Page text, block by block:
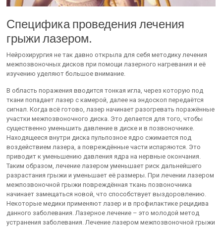
Специфика проведения лечения
грыжи лазером.
Нейрохирургия не так давно открыла для себя методику лечения
межпозвоночных дисков при помощи лазерного нагревания и её
изучению уделяют большое внимание.
В область поражения вводится тонкая игла, через которую под
ткани попадает лазер с камерой, далее на эндоскоп передаётся
сигнал. Когда всё готово, лазер начинает разогревать поражённые
участки межпозвоночного диска. Это делается для того, чтобы
существенно уменьшить давление в диске и в позвоночнике.
Находящееся внутри диска пульпозное ядро сжимается под
воздействием лазера, а повреждённые части испаряются. Это
приводит к уменьшению давления ядра на нервные окончания.
Таким образом, лечение лазером уменьшает риск дальнейшего
разрастания грыжи и уменьшает её размеры. При лечении лазером
межпозвоночной грыжи повреждённая ткань позвоночника
начинает замещаться новой, что способствует выздоровлению.
Некоторые медики применяют лазер и в профилактике рецидива
данного заболевания. Лазерное лечение – это молодой метод
устранения заболевания. Лечение лазером межпозвоночной грыжи